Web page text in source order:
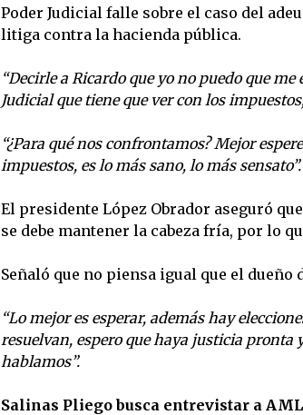
Poder Judicial falle sobre el caso del
litiga contra la hacienda pública.
“Decirle a Ricardo que yo no puedo que
Judicial que tiene que ver con los
“¿Para qué nos confrontamos? Mejor
impuestos, es lo más sano, lo más sensato”.
El presidente López Obrador aseguró
se debe mantener la cabeza fría, por lo
Señaló que no piensa igual que el
“Lo mejor es esperar, además hay
resuelvan, espero que haya justicia pronta
hablamos”.
Salinas Pliego busca entrevistar a